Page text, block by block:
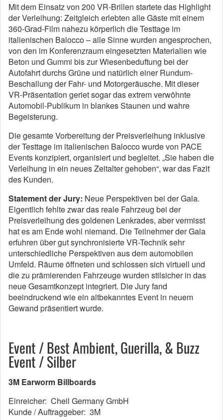
Mit dem Einsatz von 200 VR-Brillen startete das Highlight
der Verleihung: Zeitgleich erlebten alle Gäste mit einem
360-Grad-Film nahezu körperlich die Testtage im
italienischen Balocco – alle Sinne wurden angesprochen,
von den im Konferenzraum eingesetzten Materialien wie
Beton und Gummi bis zur Wiesenbeduftung bei der
Autofahrt durchs Grüne und natürlich einer Rundum-
Beschallung der Fahr- und Motorgeräusche. Mit dieser
VR-Präsentation geriet sogar das extrem verwöhnte
Automobil-Publikum in blankes Staunen und wahre
Begeisterung.
Die gesamte Vorbereitung der Preisverleihung inklusive
der Testtage im italienischen Balocco wurde von PACE
Events konzipiert, organisiert und begleitet. „Sie haben die
Verleihung in ein neues Zeitalter gehoben“, war das Fazit
des Kunden.
Statement der Jury: Neue Perspektiven bei der Gala.
Eigentlich fehlte zwar das reale Fahrzeug bei der
Preisverleihung des goldenen Lenkrades, aber vermisst
hat es am Ende wohl niemand. Die Teilnehmer der Gala
erfuhren über gut synchronisierte VR-Technik sehr
unterschiedliche Perspektiven aus dem automobilen
Umfeld. Räume öffneten und schlossen sich virtuell und
die zu prämierenden Fahrzeuge wurden stilsicher in das
neue Gesamtkonzept integriert. Die Jury fand
beeindruckend wie ein altbekanntes Event in neuem
Gewand präsentiert wurde.
Event / Best Ambient, Guerilla, & Buzz
Event / Silber
3M Earworm Billboards
Einreicher: Cheil Germany GmbH
Kunde / Auftraggeber: 3M